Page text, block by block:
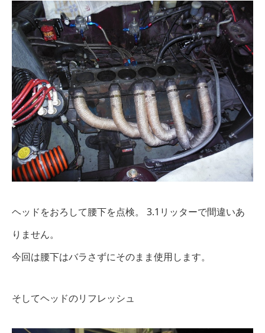
ヘッドをおろして腰下を点検。 3.1リッターで間違いあ
りません。
今回は腰下はバラさずにそのまま使用します。
そしてヘッドのリフレッシュ